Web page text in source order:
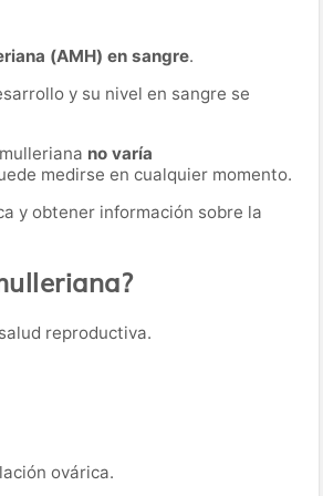
(AMH) en sangre.
y su nivel en sangre se
no varía
medirse en cualquier momento.
y obtener información sobre la
reproductiva.
ovárica.